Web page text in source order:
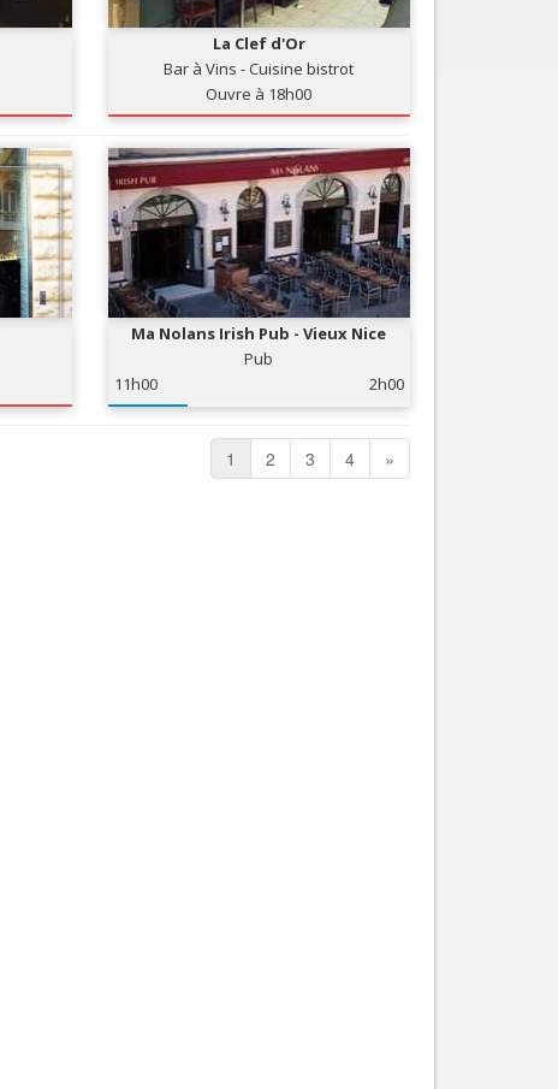
La Clef d'Or
Bar à Vins - Cuisine bistrot
Ouvre à 18h00
Ma Nolans Irish Pub - Vieux Nice
Pub
11h00
2h00
1 2 3 4 »